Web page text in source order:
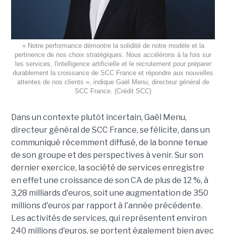
« Notre performance démontre la solidité de notre modèle et la
pertinence de nos choix stratégiques. Nous accélérons à la fois sur
les services, l'intelligence artificielle et le recrutement pour préparer
durablement la croissance de SCC France et répondre aux nouvelles
attentes de nos clients », indique Gaël Menu, directeur général de
SCC France. (Crédit SCC)
Dans un contexte plutôt incertain, Gaël Menu,
directeur général de SCC France, se félicite, dans un
communiqué récemment diffusé, de la bonne tenue
de son groupe et des perspectives à venir. Sur son
dernier exercice, la société de services enregistre
en effet une croissance de son CA de plus de 12 %, à
3,28 milliards d'euros, soit une augmentation de 350
millions d'euros par rapport à l'année précédente.
Les activités de services, qui représentent environ
240 millions d'euros, se portent également bien avec